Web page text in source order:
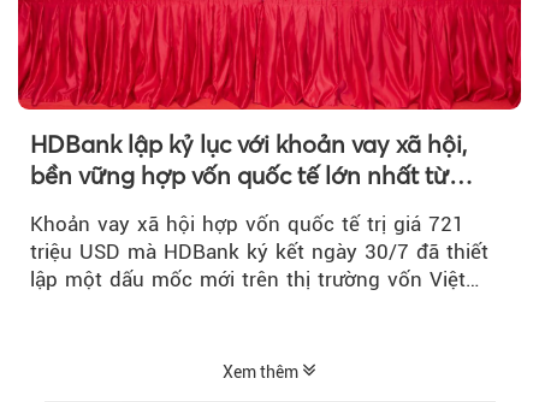
HDBank lập kỷ lục với khoản vay xã hội,
bền vững hợp vốn quốc tế lớn nhất từ
trước tới nay tại Việt Nam
Khoản vay xã hội hợp vốn quốc tế trị giá 721
triệu USD mà HDBank ký kết ngày 30/7 đã thiết
lập một dấu mốc mới trên thị trường vốn Việt
Xem thêm